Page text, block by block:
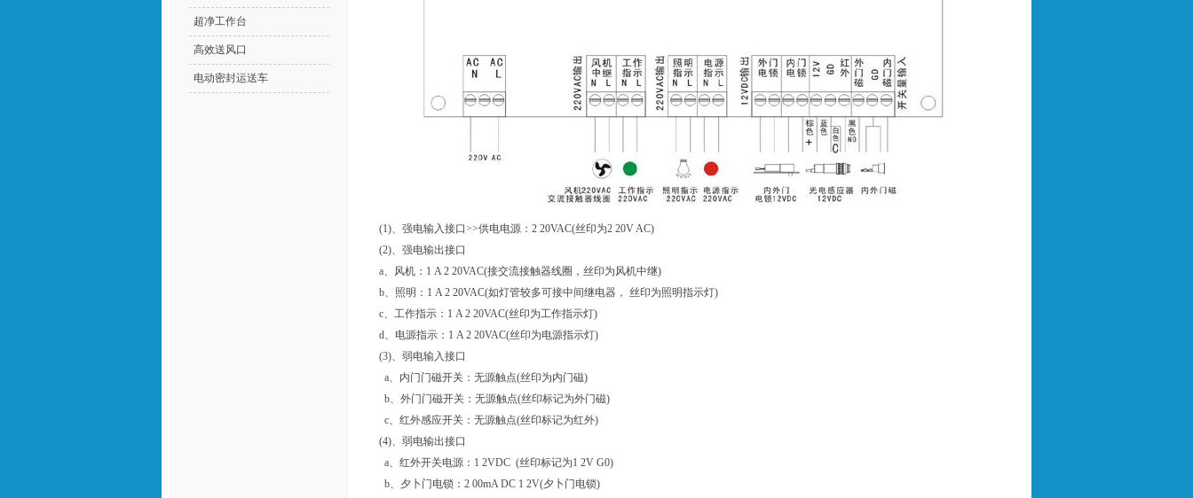
(1)、强电输入接口>>供电电源：2 20VAC(丝印为2 20V AC)
(2)、强电输出接口
a、风机：1 A 2 20VAC(接交流接触器线圈，丝印为风机中继)
b、照明：1 A 2 20VAC(如灯管较多可接中间继电器， 丝印为照明指示灯)
c、工作指示：1 A 2 20VAC(丝印为工作指示灯)
d、电源指示：1 A 2 20VAC(丝印为电源指示灯)
(3)、弱电输入接口
a、内门门磁开关：无源触点(丝印为内门磁)
b、外门门磁开关：无源触点(丝印标记为外门磁)
c、红外感应开关：无源触点(丝印标记为红外)
(4)、弱电输出接口
a、红外开关电源：1 2VDC (丝印标记为1 2V G0)
b、夕卜门电锁：2 00mA DC 1 2V(夕卜门电锁)
超净工作台
高效送风口
电动密封运送车